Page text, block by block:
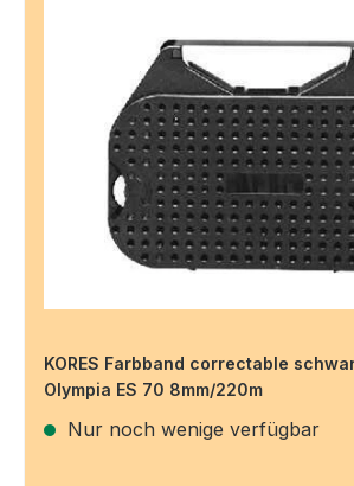
KORES Farbband correctable
Olympia ES 70 8mm/220m
Nur noch wenige verfügbar